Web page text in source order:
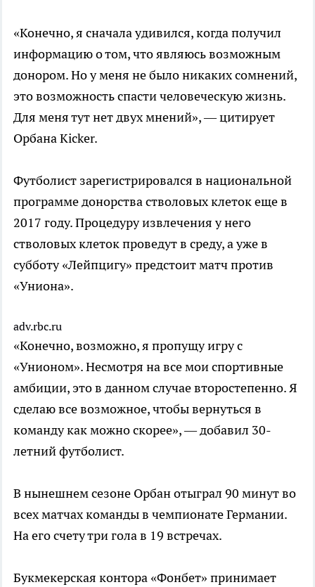
«Конечно, я сначала удивился, когда получил
информацию о том, что являюсь возможным
донором. Но у меня не было никаких сомнений,
это возможность спасти человеческую жизнь.
Для меня тут нет двух мнений», — цитирует
Орбана Kicker.
Футболист зарегистрировался в национальной
программе донорства стволовых клеток еще в
2017 году. Процедуру извлечения у него
стволовых клеток проведут в среду, а уже в
субботу «Лейпцигу» предстоит матч против
«Униона».
adv.rbc.ru
«Конечно, возможно, я пропущу игру с
«Унионом». Несмотря на все мои спортивные
амбиции, это в данном случае второстепенно. Я
сделаю все возможное, чтобы вернуться в
команду как можно скорее», — добавил 30-
летний футболист.
В нынешнем сезоне Орбан отыграл 90 минут во
всех матчах команды в чемпионате Германии.
На его счету три гола в 19 встречах.
Букмекерская контора «Фонбет» принимает